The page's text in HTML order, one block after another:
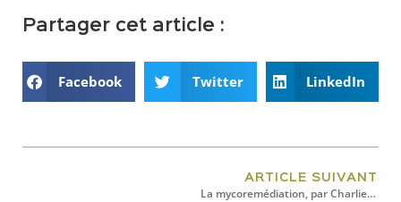
Partager cet article :
Facebook Twitter LinkedIn
ARTICLE SUIVANT
La mycoremédiation, par Charlie Caron